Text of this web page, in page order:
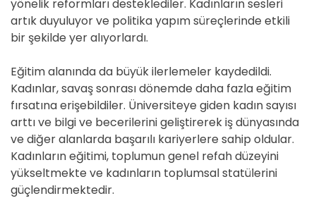
yönelik reformları desteklediler. Kadınların sesleri
artık duyuluyor ve politika yapım süreçlerinde etkili
bir şekilde yer alıyorlardı.
Eğitim alanında da büyük ilerlemeler kaydedildi.
Kadınlar, savaş sonrası dönemde daha fazla eğitim
fırsatına erişebildiler. Üniversiteye giden kadın sayısı
arttı ve bilgi ve becerilerini geliştirerek iş dünyasında
ve diğer alanlarda başarılı kariyerlere sahip oldular.
Kadınların eğitimi, toplumun genel refah düzeyini
yükseltmekte ve kadınların toplumsal statülerini
güçlendirmektedir.